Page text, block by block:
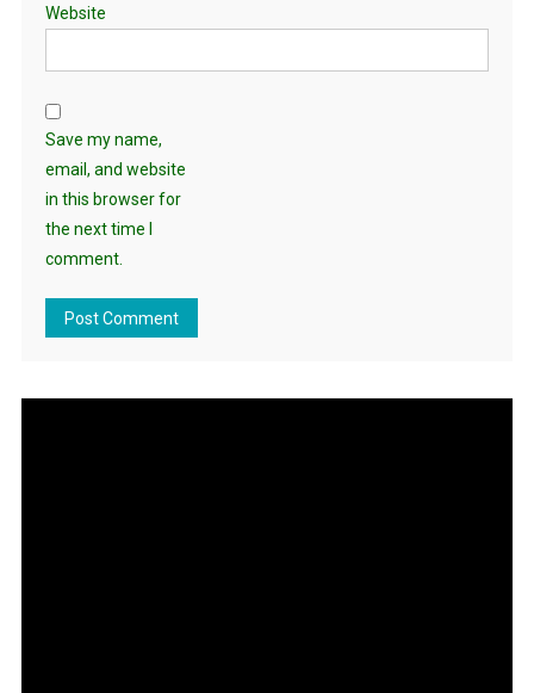
Website
Save my name,
email, and website
in this browser for
the next time I
comment.